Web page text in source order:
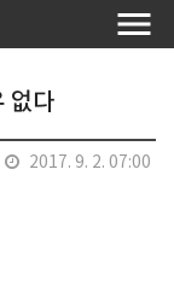
없다
2017. 9. 2. 07:00